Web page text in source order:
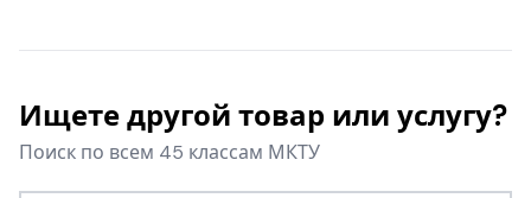
Ищете другой товар или услугу?
Поиск по всем 45 классам МКТУ